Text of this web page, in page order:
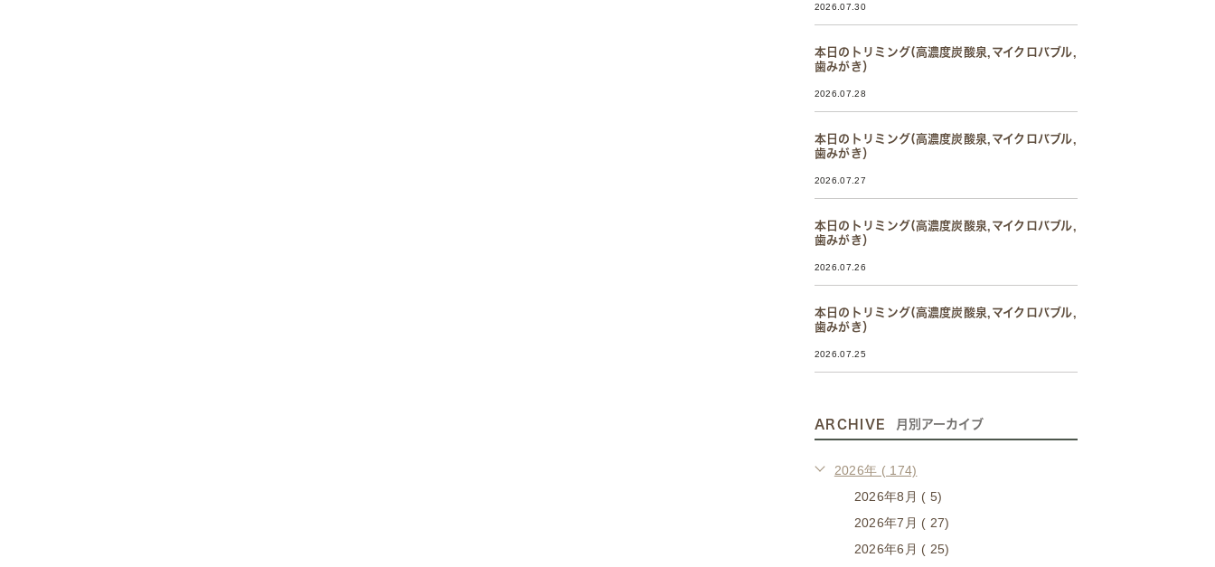
2026.07.30
本日のトリミング(高濃度炭酸泉,マイクロバブル,
歯みがき）
2026.07.28
本日のトリミング(高濃度炭酸泉,マイクロバブル,
歯みがき）
2026.07.27
本日のトリミング(高濃度炭酸泉,マイクロバブル,
歯みがき）
2026.07.26
本日のトリミング(高濃度炭酸泉,マイクロバブル,
歯みがき）
2026.07.25
ARCHIVE 月別アーカイブ
2026年 ( 174)
2026年8月 ( 5)
2026年7月 ( 27)
2026年6月 ( 25)